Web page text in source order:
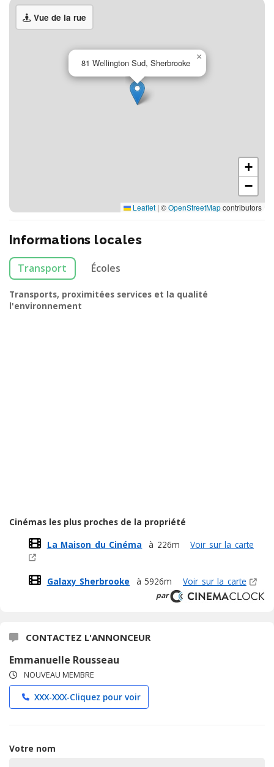
Vue de la rue
81 Wellington Sud, Sherbrooke
×
+
−
Leaflet | ©OpenStreetMapcontributors
Informations locales
Transport Écoles
Transports, proximitées services et la qualité
l'environnement
Cinémas les plus proches de la propriété
La Maison du Cinéma
à 226m Voir sur la carte
Galaxy Sherbrooke à 5926m Voir sur la carte
par
CONTACTEZ L'ANNONCEUR
Emmanuelle Rousseau
NOUVEAU MEMBRE
XXX-XXX-Cliquez pour voir
Votre nom